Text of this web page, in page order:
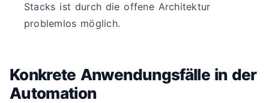
Stacks ist durch die offene Architektur
problemlos möglich.
Konkrete Anwendungsfälle in der
Automation